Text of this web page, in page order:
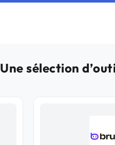
Une sélection